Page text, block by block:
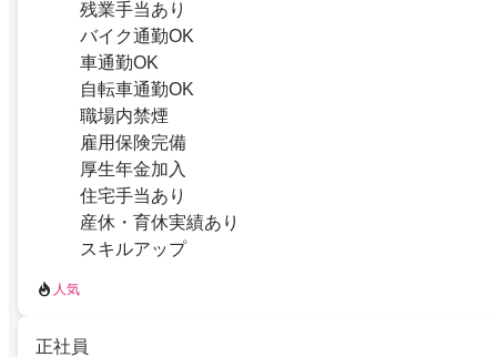
残業手当あり
バイク通勤OK
車通勤OK
自転車通勤OK
職場内禁煙
雇用保険完備
厚生年金加入
住宅手当あり
産休・育休実績あり
スキルアップ
人気
正社員